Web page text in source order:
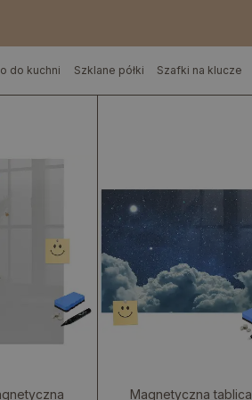
do kuchni Szklane półki Szafki na klucze
Magnetyczna tablica